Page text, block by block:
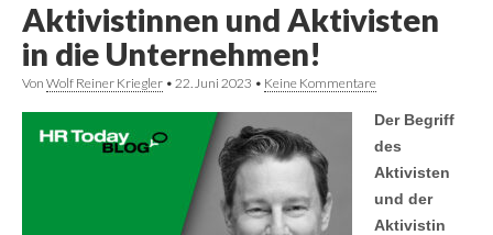
Aktivistinnen und Aktivisten
in die Unternehmen!
Von Wolf Reiner Kriegler • 22. Juni 2023 • Keine Kommentare
Der Begriff
des
Aktivisten
und der
Aktivistin